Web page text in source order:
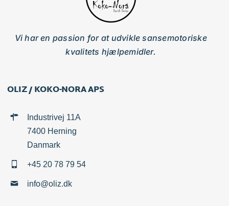
Vi har en passion for at udvikle sansemotoriske
kvalitets hjælpemidler.
OLIZ / KOKO-NORA APS
Industrivej 11A
7400 Herning
Danmark
+45 20 78 79 54
info@oliz.dk